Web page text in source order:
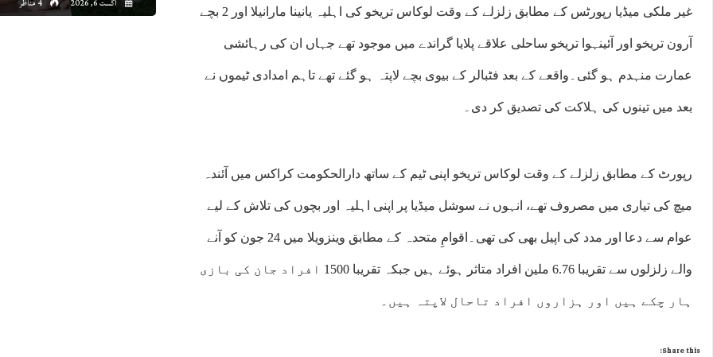
غیر ملکی میڈیا رپورٹس کے مطابق زلزلے کے وقت لوکاس تریخو کی اہلیہ یانینا مارانیلا اور 2 بچے
آرون تریخو اور آئینہوا تریخو ساحلی علاقے پلایا گراندے میں موجود تھے جہاں ان کی رہائشی
عمارت منہدم ہو گئی۔واقعے کے بعد فٹبالر کے بیوی بچے لاپتہ ہو گئے تھے تاہم امدادی ٹیموں نے
بعد میں تینوں کی ہلاکت کی تصدیق کر دی۔
رپورٹ کے مطابق زلزلے کے وقت لوکاس تریخو اپنی ٹیم کے ساتھ دارالحکومت کراکس میں آئندہ
میچ کی تیاری میں مصروف تھے، انہوں نے سوشل میڈیا پر اپنی اہلیہ اور بچوں کی تلاش کے لیے
عوام سے دعا اور مدد کی اپیل بھی کی تھی۔اقوامِ متحدہ کے مطابق وینزویلا میں 24 جون کو آنے
والے زلزلوں سے تقریبا 6.76 ملین افراد متاثر ہوئے ہیں جبکہ تقریبا 1500 افراد جان کی بازی
ہار چکے ہیں اور ہزاروں افراد تاحال لاپتہ ہیں۔
Share this: